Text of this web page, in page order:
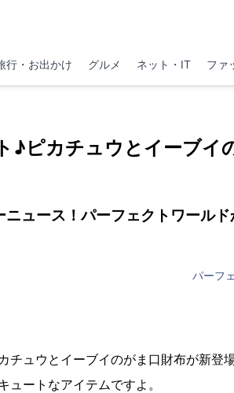
行・お出かけ グルメ ネット・IT ファ
♪ピカチュウとイーブイ
ュース！パーフェクトワールド
パーフ
チュウとイーブイのがま口財布が新登
ートなアイテムですよ。